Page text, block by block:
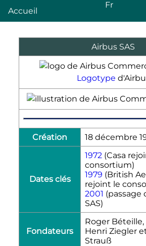
Accueil
Fr
Airbus SAS
Logotype
Création 18 décembre
Dates clés
1972 (Casa
consortium)
1979 (British
rejoint le
2001 (passage
SAS)
Fondateurs
Roger Béteille,
Henri Ziegler
Strauß